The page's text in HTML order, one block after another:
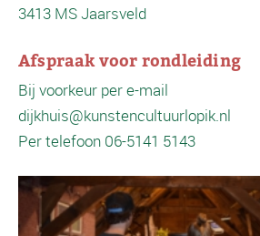
3413 MS Jaarsveld
Afspraak voor rondleiding
Bij voorkeur per e-mail
dijkhuis@kunstencultuurlopik.nl
Per telefoon 06-5141 5143